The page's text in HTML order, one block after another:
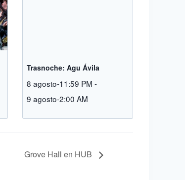
Trasnoche: Agu Ávila
8 agosto-11:59 PM -
9 agosto-2:00 AM
Grove Hall en HUB